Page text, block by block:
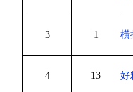
3 1 橫
4 13 好